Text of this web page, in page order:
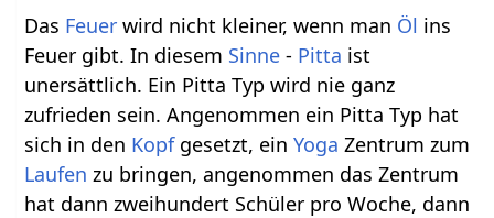
Das Feuer wird nicht kleiner, wenn man Öl ins
Feuer gibt. In diesem Sinne - Pitta ist
unersättlich. Ein Pitta Typ wird nie ganz
zufrieden sein. Angenommen ein Pitta Typ hat
sich in den Kopfgesetzt, einYoga Zentrum zum
Laufen zu bringen, angenommen das Zentrum
hat dann zweihundert Schüler pro Woche, dann